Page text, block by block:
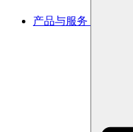
产品与服务